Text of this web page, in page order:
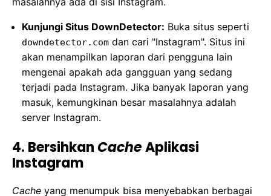
Kunjungi Situs DownDetector: Buka situs seperti
downdetector.com dan cari "Instagram". Situs ini
akan menampilkan laporan dari pengguna lain
mengenai apakah ada gangguan yang sedang
terjadi pada Instagram. Jika banyak laporan yang
masuk, kemungkinan besar masalahnya adalah
server Instagram.
4. BersihkanCacheAplikasi
Instagram
Cache yang menumpuk bisa menyebabkan berbagai